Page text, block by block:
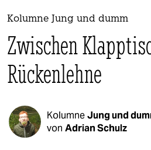
themen
politik
öko
kultur
Kolumne Jung und dumm
Zwischen
Rückenlehne
KolumneJung und
von Adrian Schulz